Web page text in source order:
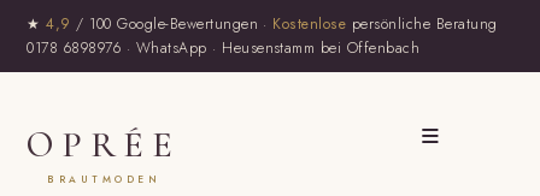
★4,9 / 100 Google-Bewertungen · Kostenlose persönliche Beratung
0178 6898976 · WhatsApp · Heusenstamm bei Offenbach
OPRÉE
BRAUTMODEN
≡